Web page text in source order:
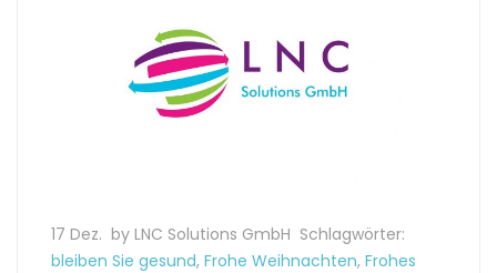
17 Dez. by LNC Solutions GmbH Schlagwörter:
bleiben Sie gesund, Frohe Weihnachten, Frohes